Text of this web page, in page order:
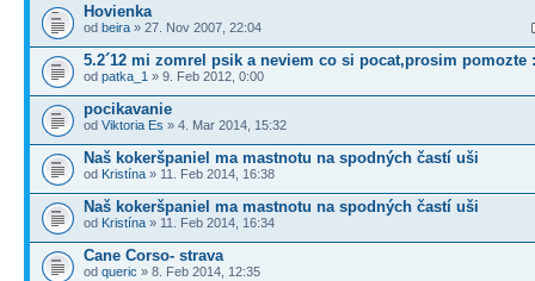
Hovienka
od beira » 27. Nov 2007, 22:04
5.2´12 mi zomrel psik a neviem co si pocat,prosim pomozte
od patka_1 » 9. Feb 2012, 0:00
pocikavanie
od Viktoria Es » 4. Mar 2014, 15:32
Naš kokeršpaniel ma mastnotu na spodných častí uši
od Kristína » 11. Feb 2014, 16:38
Naš kokeršpaniel ma mastnotu na spodných častí uši
od Kristína » 11. Feb 2014, 16:34
Cane Corso- strava
od queric » 8. Feb 2014, 12:35